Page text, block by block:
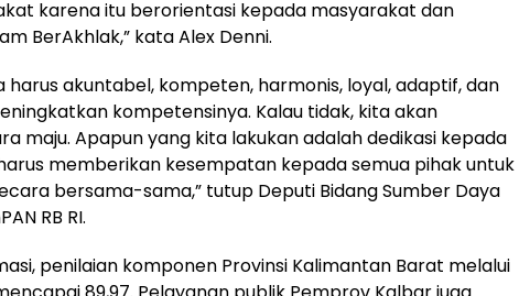
karena itu berorientasi kepada masyarakat dan
BerAkhlak,” kata Alex Denni.
harus akuntabel, kompeten, harmonis, loyal, adaptif, dan
kompetensinya. Kalau tidak, kita akan
maju. Apapun yang kita lakukan adalah dedikasi kepada
memberikan kesempatan kepada semua pihak untuk
bersama-sama,” tutup Deputi Bidang Sumber Daya
RB RI.
penilaian komponen Provinsi Kalimantan Barat melalui